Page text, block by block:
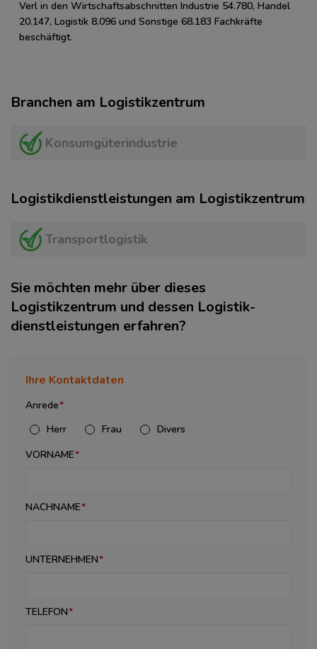
Verl in den Wirtschaftsabschnitten Industrie 54.780, Handel
20.147, Logistik 8.096 und Sonstige 68.183 Fachkräfte
beschäftigt.
Branchen am Logistikzentrum
Konsumgüterindustrie
Logistikdienstleistungen am Logistikzentrum
Transportlogistik
Sie möchten mehr über dieses
Logistikzentrum und dessen Logistik­
dienstleistungen erfahren?
Ihre Kontaktdaten
Anrede
Herr
Frau
Divers
VORNAME
NACHNAME
UNTERNEHMEN
TELEFON